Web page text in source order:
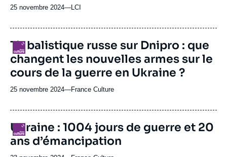
25 novembre 2024—Nom
journal,
ou
émission
LCI
Logo
Tir balistique russe sur Dnipro : que
changent les nouvelles armes sur le
cours de la guerre en Ukraine ?
25 novembre 2024—Nom
journal,
ou
émission
France Culture
Logo
Ukraine : 1004 jours de guerre et 20
ans d’émancipation